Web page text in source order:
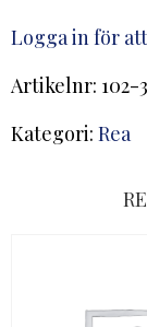
Logga in för
Artikelnr: 102-
Kategori: Rea